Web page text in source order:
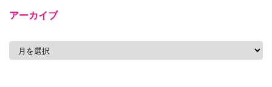
アーカイブ
ア